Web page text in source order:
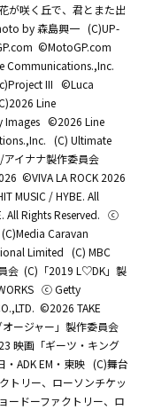
が咲く丘で、君とまた出
by 森島興一 (C)UP-
©MotoGP.com
Communications.,Inc.
III ©Luca
Line
©2026 Line
(C) Ultimate
アイナナ製作委員会
©️VIVA LA ROCK 2026
MUSIC / HYBE. All
All Rights Reserved. ⓒ
(C)Media Caravan
Limited (C) MBC
会 (C)「2019 L♡DK」製
ⓒ Getty
©2026 TAKE
ージャー」製作委員会
映画「ギーツ・キング
ADK EM・東映 (C)舞台
トリー、ローソンチケッ
ードーファクトリー、ロ